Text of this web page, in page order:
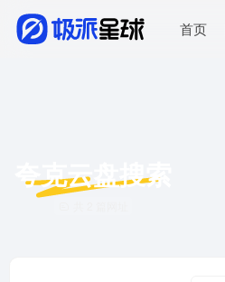
首页
夸克云盘搜索